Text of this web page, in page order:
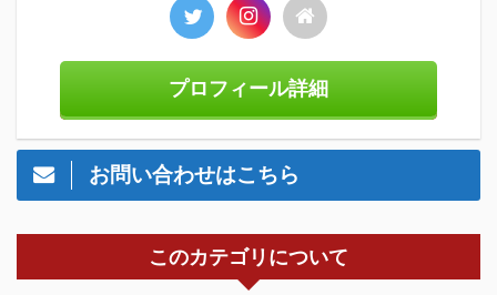
プロフィール詳細
お問い合わせはこちら
このカテゴリについて